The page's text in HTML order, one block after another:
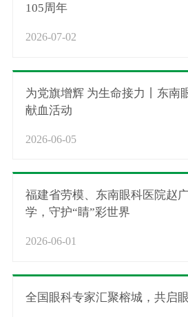
105周年
2026-07-02
为党旗增辉 为生命接力丨东南
献血活动
2026-06-05
福建省劳模、东南眼科医院赵
学，守护“睛”彩世界
2026-06-01
全国眼科专家汇聚榕城，共启